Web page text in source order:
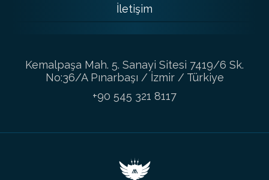
İletişim
Kemalpaşa Mah. 5. Sanayi Sitesi 7419/6 Sk.
No:36/A Pınarbaşı / İzmir / Türkiye
+90 545 321 8117